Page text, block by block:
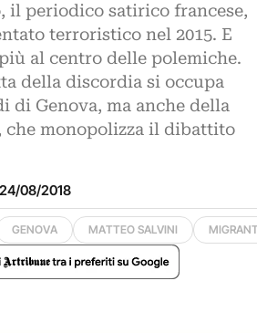
il periodico satirico francese,
terroristico nel 2015. E
al centro delle polemiche.
della discordia si occupa
di Genova, ma anche della
che monopolizza il dibattito
24/08/2018
GENOVA MATTEO SALVINI